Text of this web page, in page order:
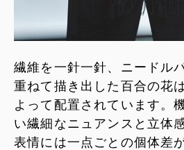
繊維を一針一針、ニードル
重ねて描き出した百合の花
よって配置されています。
い繊細なニュアンスと立体
表情には一点ごとの個体差